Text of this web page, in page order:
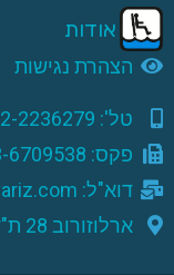
אודות
הצהרת נגישות
טל': 052-2236279
פקס: 03-6709538
דוא"ל: zisan@variz.com
ארלוזורוב 28 ת"ד 4172, רמת גן